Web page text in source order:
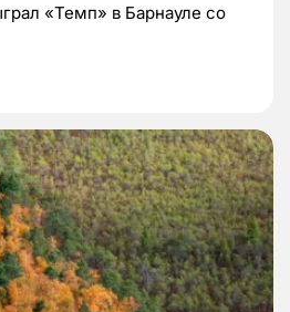
«Темп» в Барнауле со